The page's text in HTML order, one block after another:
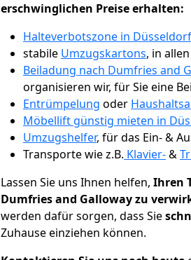
erschwinglichen Preise erhalten:
Halteverbotszone in Düsseldorf
stabile Umzugskartons, in
Beiladung nach Dumfries and
organisieren wir, für Sie eine
Entrümpelung oder
Möbellift günstig mieten in
Umzugshelfer, für das Ein- &
Transporte wie z.B. Klavier-&
Lassen Sie uns Ihnen helfen, Ihren
Dumfries and Galloway zu
werden dafür sorgen, dass Sie
Zuhause einziehen können.